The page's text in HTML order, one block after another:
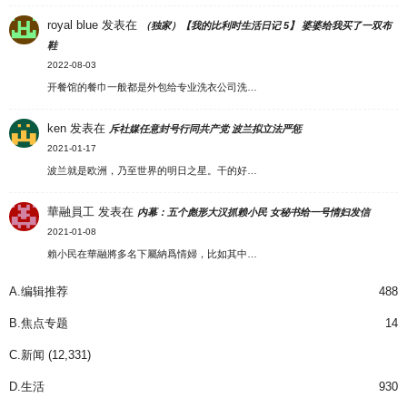
royal blue 发表在
（独家）【我的比利时生活日记 5】 婆婆给我买了一双布
鞋
2022-08-03
开餐馆的餐巾一般都是外包给专业洗衣公司洗…
ken 发表在 斥社媒任意封号行同共产党 波兰拟立法严惩
2021-01-17
波兰就是欧洲，乃至世界的明日之星。干的好…
華融員工 发表在 内幕：五个彪形大汉抓赖小民 女秘书给一号情妇发信
2021-01-08
賴小民在華融將多名下屬納爲情婦，比如其中…
A.编辑推荐 488
B.焦点专题 14
C.新闻 (12,331)
D.生活 930